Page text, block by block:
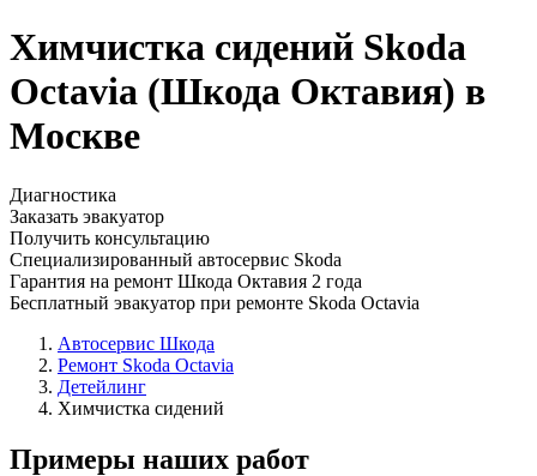
Химчистка сидений Skoda
Octavia (Шкода Октавия) в
Москве
Диагностика
Заказать эвакуатор
Получить консультацию
Специализированный автосервис Skoda
Гарантия на ремонт Шкода Октавия 2 года
Бесплатный эвакуатор при ремонте Skoda Octavia
Автосервис Шкода
Ремонт Skoda Octavia
Детейлинг
Химчистка сидений
Примеры наших работ